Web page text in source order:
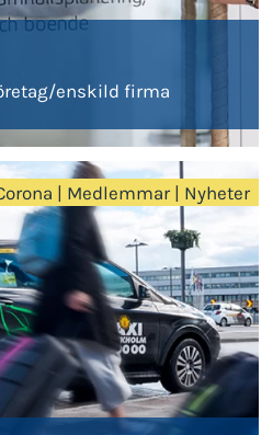
enskild firma
| Medlemmar| Nyheter